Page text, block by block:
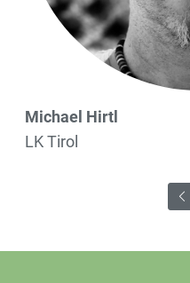
Michael Hirtl
LK Tirol